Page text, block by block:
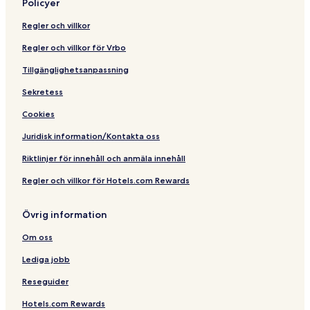
n
Policyer
Regler och villkor
Regler och villkor för Vrbo
Tillgänglighetsanpassning
Sekretess
Cookies
Juridisk information/Kontakta oss
Riktlinjer för innehåll och anmäla innehåll
Regler och villkor för Hotels.com Rewards
Övrig information
Om oss
Lediga jobb
Reseguider
Hotels.com Rewards